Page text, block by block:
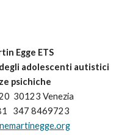
Egge ETS
adolescenti autistici
psichiche
30123 Venezia
347 8469723